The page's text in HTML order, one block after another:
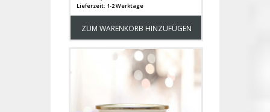
Lieferzeit: 1-2 Werktage
ZUM WARENKORB HINZUFÜGEN